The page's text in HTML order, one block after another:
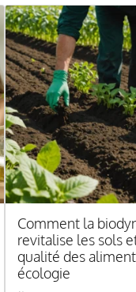
Comment la
revitalise les sols
qualité des
écologie